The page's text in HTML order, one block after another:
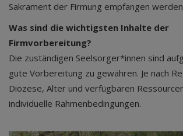
Sakrament der Firmung empfangen
Was sind die wichtigsten Inhalte der
Firmvorbereitung?
Die zuständigen Seelsorger*innen sind
gute Vorbereitung zu gewähren. Je nach
Diözese, Alter und verfügbaren
individuelle Rahmenbedingungen.